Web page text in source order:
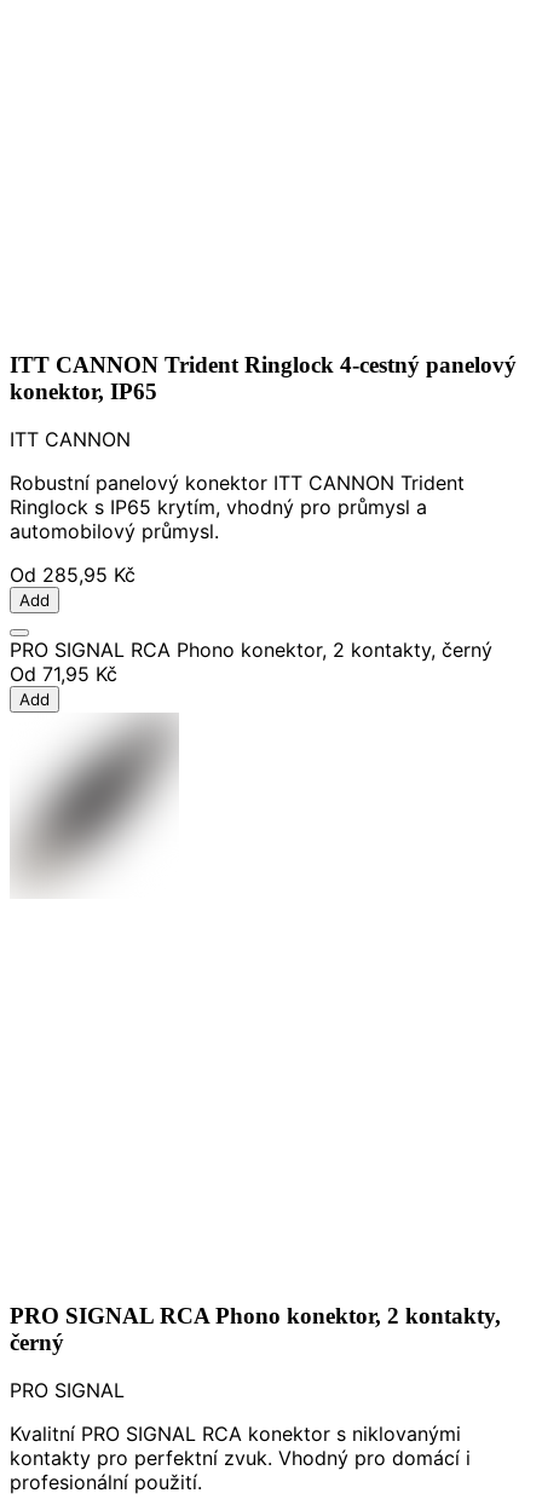
ITT CANNON Trident Ringlock 4-cestný panelový
konektor, IP65
ITT CANNON
Robustní panelový konektor ITT CANNON Trident
Ringlock s IP65 krytím, vhodný pro průmysl a
automobilový průmysl.
Od 285,95 Kč
Add
PRO SIGNAL RCA Phono konektor, 2 kontakty, černý
Od 71,95 Kč
Add
PRO SIGNAL RCA Phono konektor, 2 kontakty,
černý
PRO SIGNAL
Kvalitní PRO SIGNAL RCA konektor s niklovanými
kontakty pro perfektní zvuk. Vhodný pro domácí i
profesionální použití.